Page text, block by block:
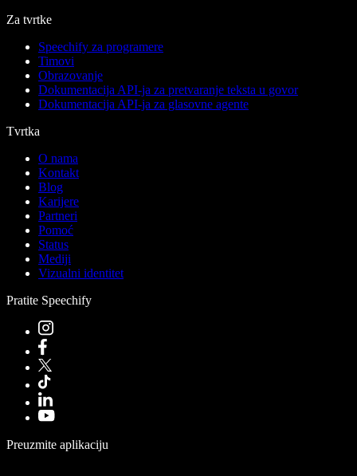
Za tvrtke
Speechify za programere
Timovi
Obrazovanje
Dokumentacija API-ja za pretvaranje teksta u govor
Dokumentacija API-ja za glasovne agente
Tvrtka
O nama
Kontakt
Blog
Karijere
Partneri
Pomoć
Status
Mediji
Vizualni identitet
Pratite Speechify
Preuzmite aplikaciju